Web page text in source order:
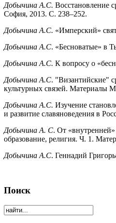
Добычина А.С. Восстановление
София, 2013. С. 238–252.
Добычина А.С. «Имперский»
Добычина А.С. «Бесноватые» в
Добычина А.С. К вопросу о
Добычина А.С. "Византийские"
культурных связей. Материалы
Добычина А.С. Изучение
и развитие славяноведения в
Добычина А. С. От
образование, религия. Ч. 1.
Добычина А.С. Геннадий
Поиск